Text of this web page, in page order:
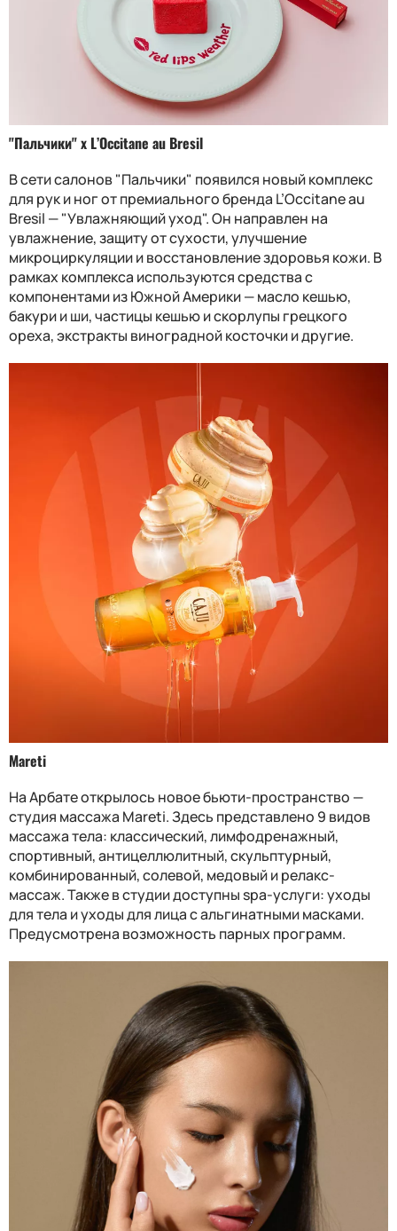
"Пальчики" x L’Occitane au Bresil
В сети салонов "Пальчики" появился новый комплекс
для рук и ног от премиального бренда L’Occitane au
Bresil — "Увлажняющий уход". Он направлен на
увлажнение, защиту от сухости, улучшение
микроциркуляции и восстановление здоровья кожи. В
рамках комплекса используются средства с
компонентами из Южной Америки — масло кешью,
бакури и ши, частицы кешью и скорлупы грецкого
ореха, экстракты виноградной косточки и другие.
Mareti
На Арбате открылось новое бьюти-пространство —
студия массажа Mareti. Здесь представлено 9 видов
массажа тела: классический, лимфодренажный,
спортивный, антицеллюлитный, скульптурный,
комбинированный, солевой, медовый и релакс-
массаж. Также в студии доступны spa-услуги: уходы
для тела и уходы для лица с альгинатными масками.
Предусмотрена возможность парных программ.